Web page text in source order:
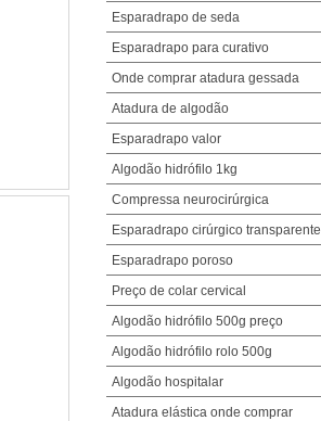
Esparadrapo de seda
Esparadrapo para curativo
Onde comprar atadura gessada
Atadura de algodão
Esparadrapo valor
Algodão hidrófilo 1kg
Compressa neurocirúrgica
Esparadrapo cirúrgico transparente
Esparadrapo poroso
Preço de colar cervical
Algodão hidrófilo 500g preço
Algodão hidrófilo rolo 500g
Algodão hospitalar
Atadura elástica onde comprar